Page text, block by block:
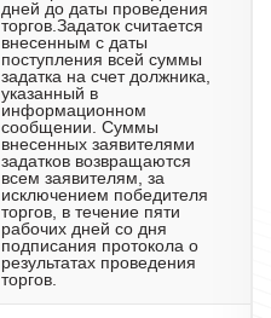
дней до даты проведения
торгов.Задаток считается
внесенным с даты
поступления всей суммы
задатка на счет должника,
указанный в
информационном
сообщении. Суммы
внесенных заявителями
задатков возвращаются
всем заявителям, за
исключением победителя
торгов, в течение пяти
рабочих дней со дня
подписания протокола о
результатах проведения
торгов.